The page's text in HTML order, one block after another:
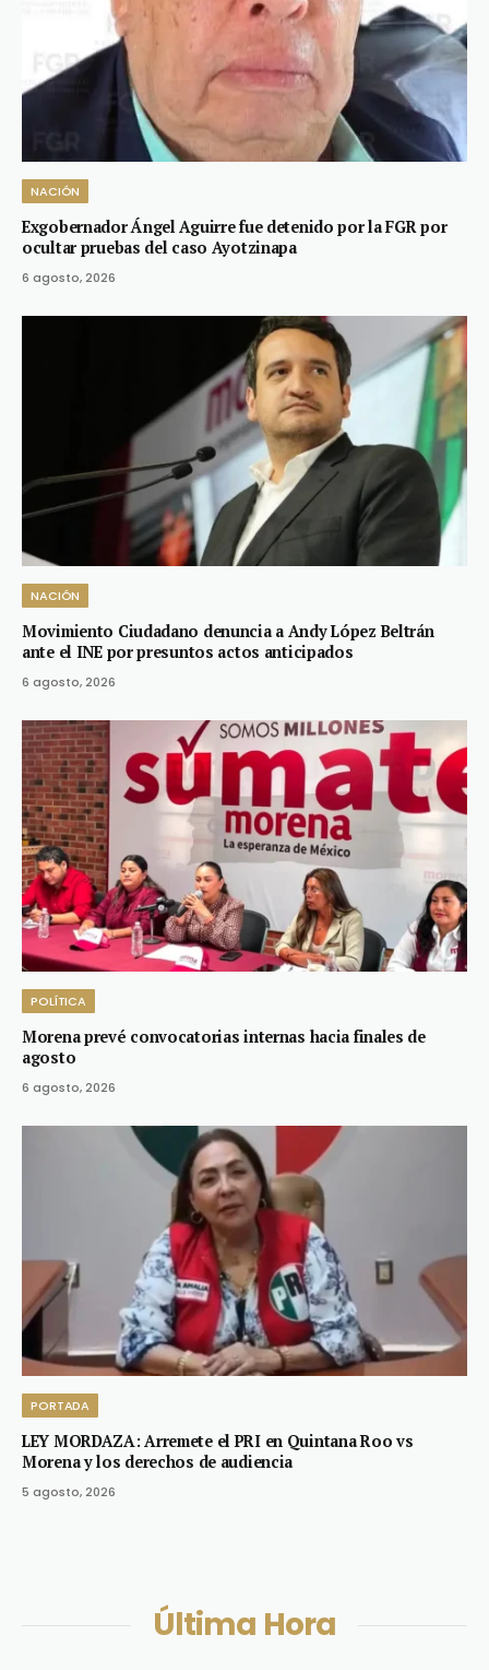
NACIÓN
Exgobernador Ángel Aguirre fue detenido por la FGR por
ocultar pruebas del caso Ayotzinapa
6 agosto, 2026
NACIÓN
Movimiento Ciudadano denuncia a Andy López Beltrán
ante el INE por presuntos actos anticipados
6 agosto, 2026
POLÍTICA
Morena prevé convocatorias internas hacia finales de
agosto
6 agosto, 2026
PORTADA
LEY MORDAZA: Arremete el PRI en Quintana Roo vs
Morena y los derechos de audiencia
5 agosto, 2026
Última Hora